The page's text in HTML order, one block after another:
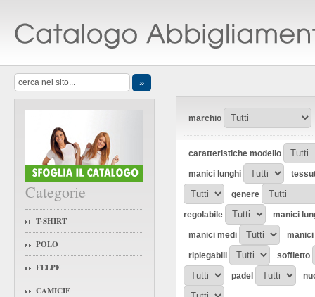
Categorie
T-SHIRT
POLO
FELPE
CAMICIE
marchio
caratteristiche modello
manici lunghi
genere
regolabile manici
manici medi
ripiegabili soffietto
padel